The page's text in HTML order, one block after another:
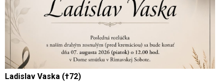
Ladislav Vaska (†72)